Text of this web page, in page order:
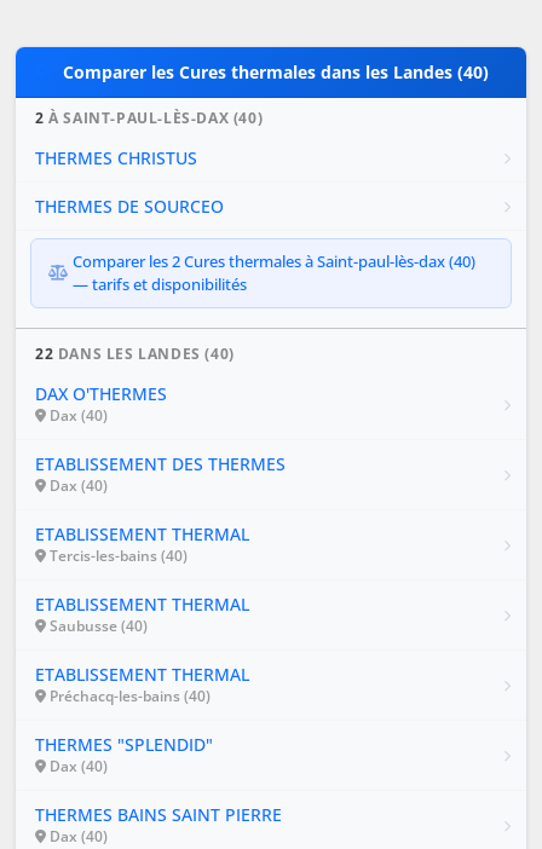
Comparer les Cures thermales dans les Landes (40)
2 À SAINT-PAUL-LÈS-DAX (40)
THERMES CHRISTUS
THERMES DE SOURCEO
Comparer les 2 Cures thermales à Saint-paul-lès-dax (40)
— tarifs et disponibilités
22 DANS LES LANDES (40)
DAX O'THERMES
Dax (40)
ETABLISSEMENT DES THERMES
Dax (40)
ETABLISSEMENT THERMAL
Tercis-les-bains (40)
ETABLISSEMENT THERMAL
Saubusse (40)
ETABLISSEMENT THERMAL
Préchacq-les-bains (40)
THERMES "SPLENDID"
Dax (40)
THERMES BAINS SAINT PIERRE
Dax (40)